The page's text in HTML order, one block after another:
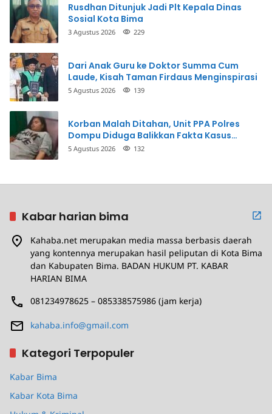
Rusdhan Ditunjuk Jadi Plt Kepala Dinas
Sosial Kota Bima
3 Agustus 2026 229
Dari Anak Guru ke Doktor Summa Cum
Laude, Kisah Taman Firdaus Menginspirasi
5 Agustus 2026 139
Korban Malah Ditahan, Unit PPA Polres
Dompu Diduga Balikkan Fakta Kasus
Penganiayaan
5 Agustus 2026 132
Kabar harian bima
Kahaba.net merupakan media massa berbasis daerah
yang kontennya merupakan hasil peliputan di Kota Bima
dan Kabupaten Bima. BADAN HUKUM PT. KABAR
HARIAN BIMA
081234978625 – 085338575986 (jam kerja)
kahaba.info@gmail.com
Kategori Terpopuler
Kabar Bima
Kabar Kota Bima